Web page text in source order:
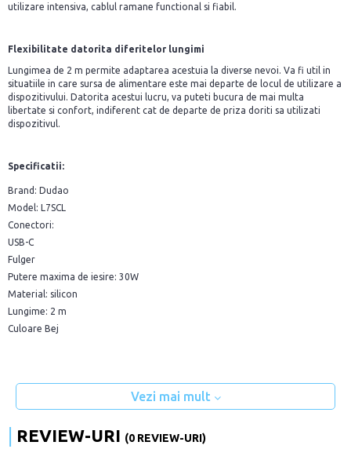
utilizare intensiva, cablul ramane functional si fiabil.
Flexibilitate datorita diferitelor lungimi
Lungimea de 2 m permite adaptarea acestuia la diverse nevoi. Va fi util in
situatiile in care sursa de alimentare este mai departe de locul de utilizare a
dispozitivului. Datorita acestui lucru, va puteti bucura de mai multa
libertate si confort, indiferent cat de departe de priza doriti sa utilizati
dispozitivul.
Specificatii:
Brand: Dudao
Model: L7SCL
Conectori:
USB-C
Fulger
Putere maxima de iesire: 30W
Material: silicon
Lungime: 2 m
Culoare Bej
Vezi mai mult
REVIEW-URI (0 REVIEW-URI)